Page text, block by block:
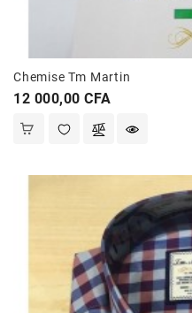
Chemise Tm Martin
Prix
12 000,00 CFA